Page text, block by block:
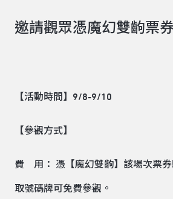
邀請觀眾憑魔幻雙齣票
【活動時間】9/8-9/10
【參觀方式】
費 用： 憑【魔幻雙齣】該場次票券
取號碼牌可免費參觀。